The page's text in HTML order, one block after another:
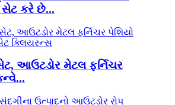
સેટ કરે છે...
આઉટડોર મેટલ ફર્નિચર